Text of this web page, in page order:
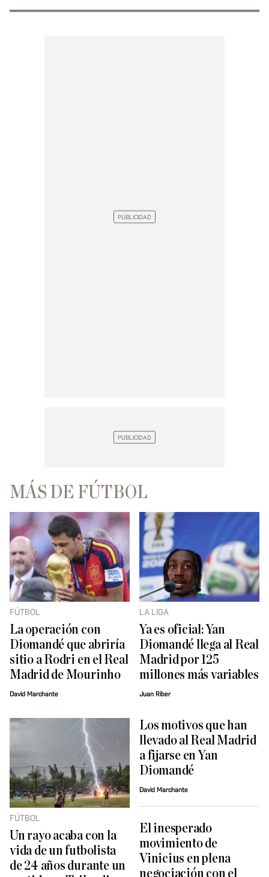
MÁS DE FÚTBOL
FÚTBOL
La operación con
Diomandé que abriría
sitio a Rodri en el Real
Madrid de Mourinho
David Marchante
LA LIGA
Ya es oficial: Yan
Diomandé llega al Real
Madrid por 125
millones más variables
Juan Riber
FÚTBOL
Un rayo acaba con la
vida de un futbolista
de 24 años durante un
Los motivos que han
llevado al Real Madrid
a fijarse en Yan
Diomandé
David Marchante
El inesperado
movimiento de
Vinicius en plena
negociación con el